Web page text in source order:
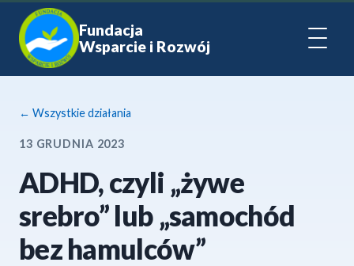
Fundacja
Wsparcie i Rozwój
← Wszystkie działania
13 GRUDNIA 2023
ADHD, czyli „żywe
srebro” lub „samochód
bez hamulców”